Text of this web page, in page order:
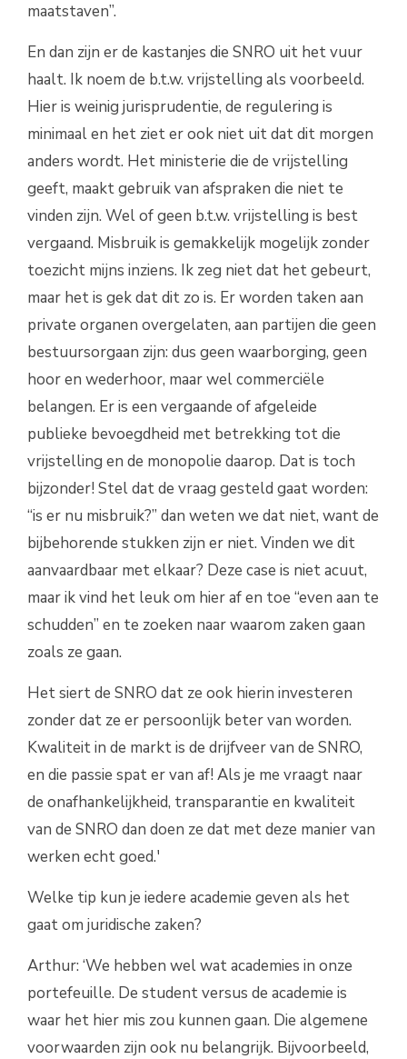
maatstaven”.
En dan zijn er de kastanjes die SNRO uit het vuur
haalt. Ik noem de b.t.w. vrijstelling als voorbeeld.
Hier is weinig jurisprudentie, de regulering is
minimaal en het ziet er ook niet uit dat dit morgen
anders wordt. Het ministerie die de vrijstelling
geeft, maakt gebruik van afspraken die niet te
vinden zijn. Wel of geen b.t.w. vrijstelling is best
vergaand. Misbruik is gemakkelijk mogelijk zonder
toezicht mijns inziens. Ik zeg niet dat het gebeurt,
maar het is gek dat dit zo is. Er worden taken aan
private organen overgelaten, aan partijen die geen
bestuursorgaan zijn: dus geen waarborging, geen
hoor en wederhoor, maar wel commerciële
belangen. Er is een vergaande of afgeleide
publieke bevoegdheid met betrekking tot die
vrijstelling en de monopolie daarop. Dat is toch
bijzonder! Stel dat de vraag gesteld gaat worden:
“is er nu misbruik?” dan weten we dat niet, want de
bijbehorende stukken zijn er niet. Vinden we dit
aanvaardbaar met elkaar? Deze case is niet acuut,
maar ik vind het leuk om hier af en toe “even aan te
schudden” en te zoeken naar waarom zaken gaan
zoals ze gaan.
Het siert de SNRO dat ze ook hierin investeren
zonder dat ze er persoonlijk beter van worden.
Kwaliteit in de markt is de drijfveer van de SNRO,
en die passie spat er van af! Als je me vraagt naar
de onafhankelijkheid, transparantie en kwaliteit
van de SNRO dan doen ze dat met deze manier van
werken echt goed.'
Welke tip kun je iedere academie geven als het
gaat om juridische zaken?
Arthur: ‘We hebben wel wat academies in onze
portefeuille. De student versus de academie is
waar het hier mis zou kunnen gaan. Die algemene
voorwaarden zijn ook nu belangrijk. Bijvoorbeeld,